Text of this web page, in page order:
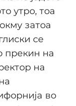
утро, тоа
затоа
се
прекин на
на
во